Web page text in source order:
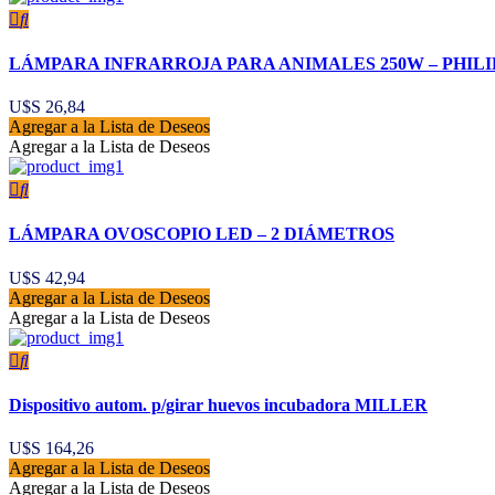
LÁMPARA INFRARROJA PARA ANIMALES 250W –
U$S 26,84
Agregar a la Lista de Deseos
Agregar a la Lista de Deseos
LÁMPARA OVOSCOPIO LED – 2 DIÁMETROS
U$S 42,94
Agregar a la Lista de Deseos
Agregar a la Lista de Deseos
Dispositivo autom. p/girar huevos incubadora MILLER
U$S 164,26
Agregar a la Lista de Deseos
Agregar a la Lista de Deseos